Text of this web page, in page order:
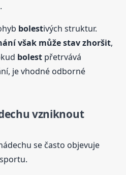
bolestivých struktur.
však může stav zhoršit,
bolest přetrvává
je vhodné odborné
vzniknout
se často objevuje